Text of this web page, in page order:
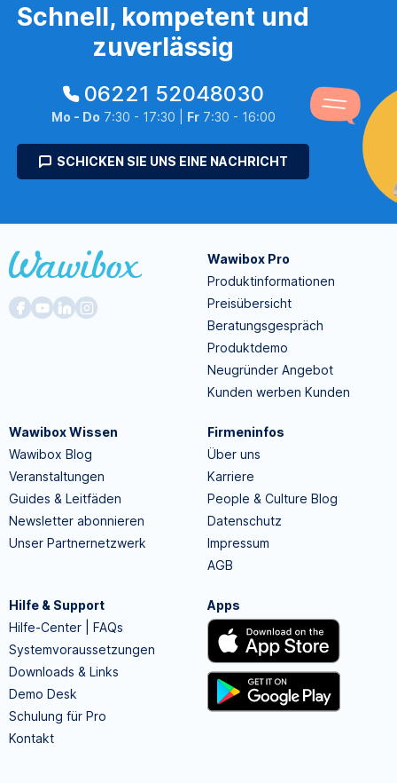
Schnell, kompetent und
zuverlässig
06221 52048030
Mo - Do 7:30 - 17:30 | Fr7:30 - 16:00
SCHICKEN SIE UNS EINE NACHRICHT
Wawibox Pro
Produktinformationen
Preisübersicht
Beratungsgespräch
Produktdemo
Neugründer Angebot
Kunden werben Kunden
Wawibox Wissen
Wawibox Blog
Veranstaltungen
Guides & Leitfäden
Newsletter abonnieren
Unser Partnernetzwerk
Firmeninfos
Über uns
Karriere
People & Culture Blog
Datenschutz
Impressum
AGB
Hilfe & Support
Hilfe-Center | FAQs
Systemvoraussetzungen
Downloads & Links
Demo Desk
Schulung für Pro
Kontakt
Apps